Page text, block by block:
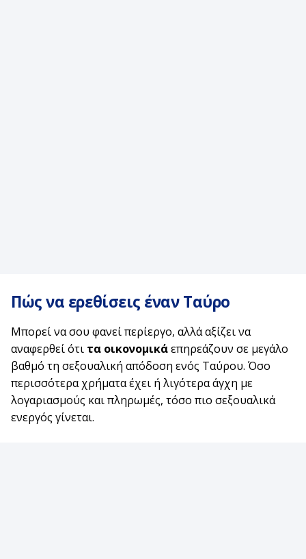
Πώς να ερεθίσεις έναν Ταύρο
Μπορεί να σου φανεί περίεργο, αλλά αξίζει να
αναφερθεί ότι τα οικονομικάεπηρεάζουν σε μεγάλο
βαθμό τη σεξουαλική απόδοση ενός Ταύρου. Όσο
περισσότερα χρήματα έχει ή λιγότερα άγχη με
λογαριασμούς και πληρωμές, τόσο πιο σεξουαλικά
ενεργός γίνεται.